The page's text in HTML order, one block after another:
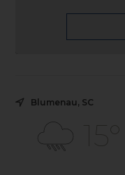
Blumenau, SC
15°